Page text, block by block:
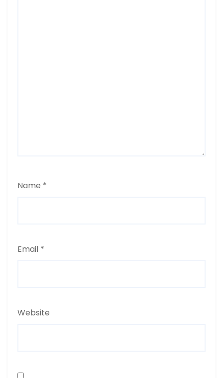
Name *
Email *
Website